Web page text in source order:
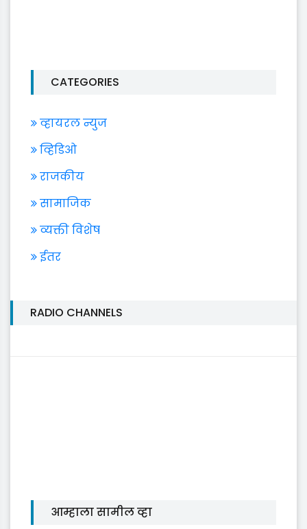
CATEGORIES
व्हायरल न्युज
व्हिडिओ
राजकीय
सामाजिक
व्यक्ती विशेष
ईतर
RADIO CHANNELS
आम्हाला सामील व्हा